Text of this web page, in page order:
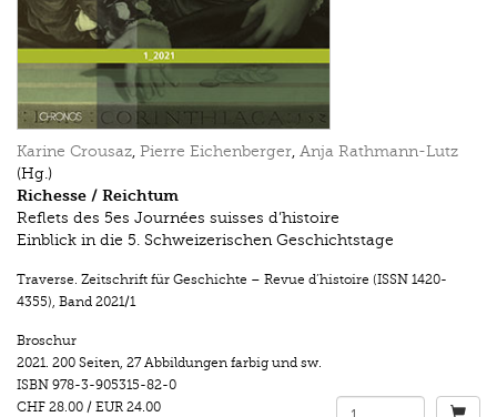
Karine Crousaz, Pierre Eichenberger, Anja Rathmann-Lutz
(Hg.)
Richesse / Reichtum
Reflets des 5es Journées suisses d’histoire
Einblick in die 5. Schweizerischen Geschichtstage
Traverse. Zeitschrift für Geschichte – Revue d’histoire (ISSN 1420-
4355), Band 2021/1
Broschur
2021. 200 Seiten, 27 Abbildungen farbig und sw.
ISBN 978-3-905315-82-0
CHF 28.00 / EUR 24.00